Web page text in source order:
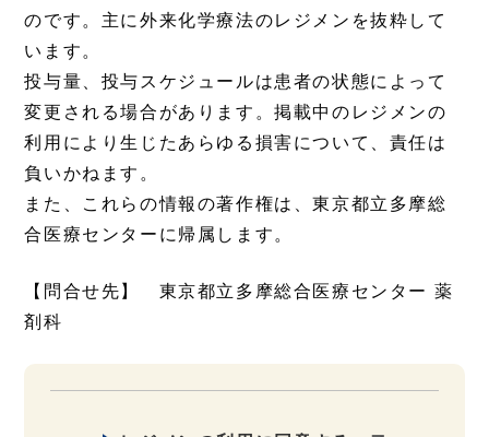
のです。主に外来化学療法のレジメンを抜粋して
います。
投与量、投与スケジュールは患者の状態によって
変更される場合があります。掲載中のレジメンの
利用により生じたあらゆる損害について、責任は
負いかねます。
また、これらの情報の著作権は、東京都立多摩総
合医療センターに帰属します。
【問合せ先】 東京都立多摩総合医療センター 薬
剤科